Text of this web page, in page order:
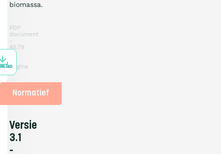
biomassa.
PDF
document
45.79
KB
pagina
Normatief
Versie
3.1
-